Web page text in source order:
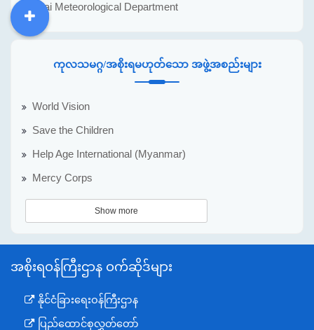
Thai Meteorological Department
ကုလသမဂ္ဂ/အစိုးရမဟုတ်သော အဖွဲ့အစည်းများ
World Vision
Save the Children
Help Age International (Myanmar)
Mercy Corps
Show more
အစိုးရဝန်ကြီးဌာန ဝက်ဆိုဒ်များ
နိုင်ငံခြားရေးဝန်ကြီးဌာန
ပြည်ထောင်စုလွှတ်တော်
DDM